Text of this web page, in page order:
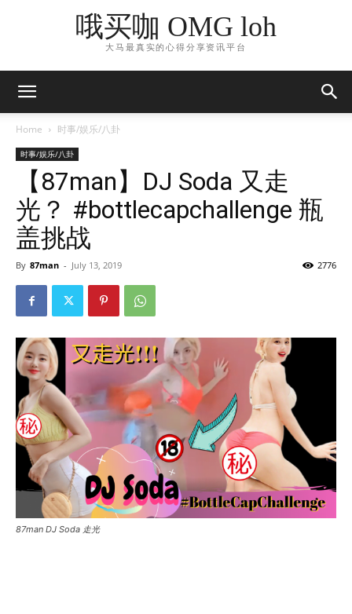
哦买咖 OMG loh
大马最真实的心得分享资讯平台
Home 时事/娱乐/八卦
时事/娱乐/八卦
【87man】DJ Soda 又走
光？ #bottlecapchallenge 瓶
盖挑战
By 87man - July 13, 2019 2776
87man DJ Soda 走光